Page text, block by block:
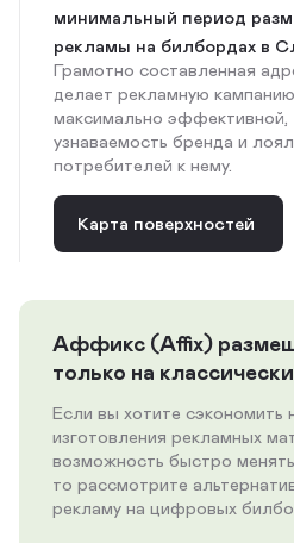
минимальный период
рекламы на билбордах в
Грамотно составленная
делает рекламную
максимально эффективной,
узнаваемость бренда и
потребителей к нему.
Карта поверхностей
Аффикс (Affix)
только на
Если вы хотите сэкономить
изготовления рекламных
возможность быстро
то рассмотрите
рекламу на цифровых